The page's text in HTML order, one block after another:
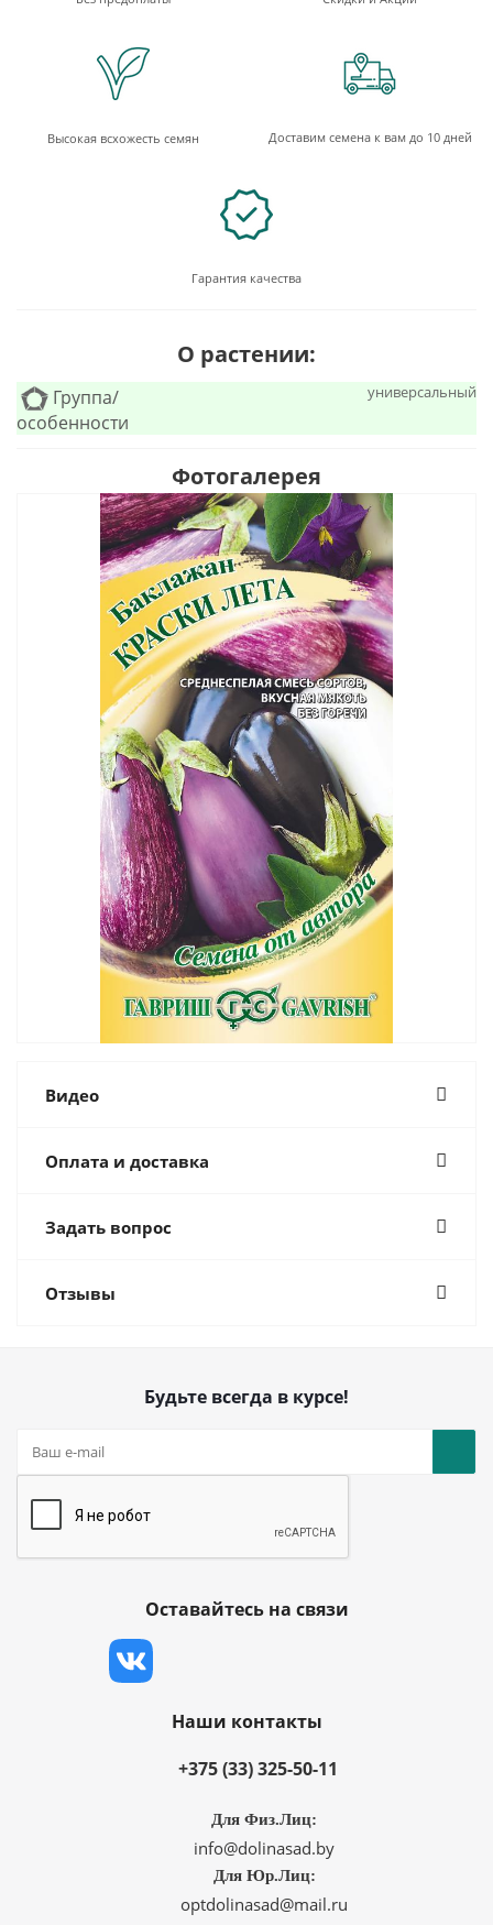
Высокая всхожесть семян Доставим семена к вам до 10 дней
Гарантия качества
О растении:
Группа/
особенности
универсальный
Фотогалерея
Видео
Оплата и доставка
Задать вопрос
Отзывы
Будьте всегда в курсе!
Оставайтесь на связи
Наши контакты
+375 (33) 325-50-11
Для Физ.Лиц:
info@dolinasad.by
Для Юр.Лиц:
optdolinasad@mail.ru